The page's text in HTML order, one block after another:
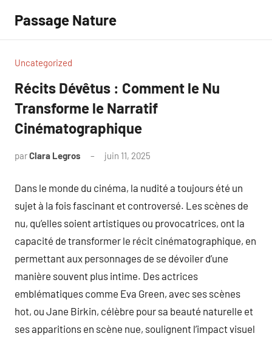
contenu
Passage Nature
Uncategorized
Récits Dévêtus : Comment le Nu
Transforme le Narratif
Cinématographique
parClara Legros juin 11, 2025
Dans le monde du cinéma, la nudité a toujours été un
sujet à la fois fascinant et controversé. Les scènes de
nu, qu’elles soient artistiques ou provocatrices, ont la
capacité de transformer le récit cinématographique, en
permettant aux personnages de se dévoiler d’une
manière souvent plus intime. Des actrices
emblématiques comme Eva Green, avec ses scènes
hot, ou Jane Birkin, célèbre pour sa beauté naturelle et
ses apparitions en scène nue, soulignent l’impact visuel